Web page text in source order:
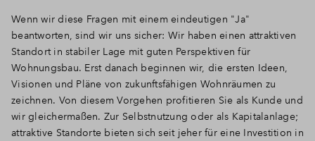
Wenn wir diese Fragen mit einem eindeutigen "Ja"
beantworten, sind wir uns sicher: Wir haben einen attraktiven
Standort in stabiler Lage mit guten Perspektiven für
Wohnungsbau. Erst danach beginnen wir, die ersten Ideen,
Visionen und Pläne von zukunftsfähigen Wohnräumen zu
zeichnen. Von diesem Vorgehen profitieren Sie als Kunde und
wir gleichermaßen. Zur Selbstnutzung oder als Kapitalanlage;
attraktive Standorte bieten sich seit jeher für eine Investition in